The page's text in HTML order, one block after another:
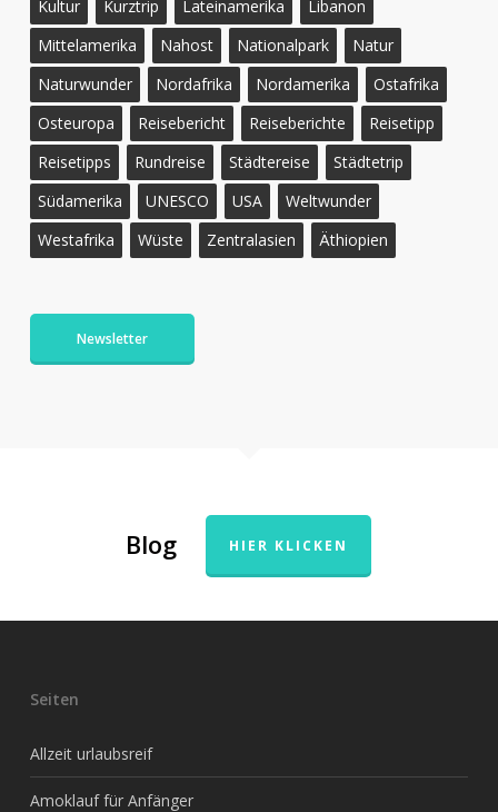
Kultur Kurztrip Lateinamerika
Libanon
Mittelamerika
Nahost Nationalpark
Natur
Naturwunder
Nordafrika Nordamerika
Ostafrika
Osteuropa
Reisebericht Reiseberichte
Reisetipp
Reisetipps
Rundreise Städtereise
Städtetrip
Südamerika
UNESCO USA
Weltwunder
Westafrika
Wüste Zentralasien Äthiopien
Newsletter
Blog HIER KLICKEN
Seiten
Allzeit urlaubsreif
Amoklauf für Anfänger